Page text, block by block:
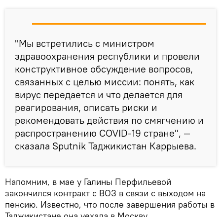
"Мы встретились с министром
здравоохранения республики и провели
конструктивное обсуждение вопросов,
связанных с целью миссии: понять, как
вирус передается и что делается для
реагирования, описать риски и
рекомендовать действия по смягчению и
распространению COVID-19 стране", —
сказала Sputnik Таджикистан Каррыева.
Напомним, в мае у Галины Перфильевой
закончился контракт с ВОЗ в связи с выходом на
пенсию. Известно, что после завершения работы в